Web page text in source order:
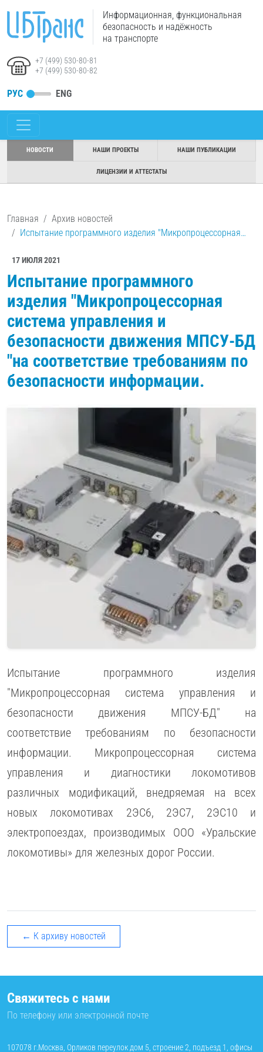
Информационная, функциональная
безопасность и надёжность
на транспорте
+7 (499) 530-80-81
+7 (499) 530-80-82
РУС ENG
НОВОСТИ НАШИ ПРОЕКТЫ НАШИ ПУБЛИКАЦИИ
ЛИЦЕНЗИИ И АТТЕСТАТЫ
Главная
Архив новостей
Испытание программного изделия "Микропроцессорная…
17 ИЮЛЯ 2021
Испытание программного
изделия "Микропроцессорная
система управления и
безопасности движения МПСУ-БД
"на соответствие требованиям по
безопасности информации.
Испытание программного изделия
"Микропроцессорная система управления и
безопасности движения МПСУ-БД" на
соответствие требованиям по безопасности
информации. Микропроцессорная система
управления и диагностики локомотивов
различных модификаций, внедряемая на всех
новых локомотивах 2ЭС6, 2ЭС7, 2ЭС10 и
электропоездах, производимых ООО «Уральские
локомотивы» для железных дорог России.
← К архиву новостей
Свяжитесь с нами
По телефону или электронной почте
107078 г.Москва, Орликов переулок дом 5, строение 2, подъезд 1, офисы